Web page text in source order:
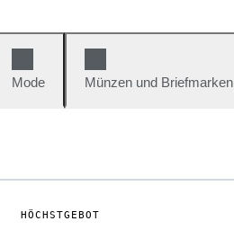
Mode Münzen und Briefmarken
HÖCHSTGEBOT